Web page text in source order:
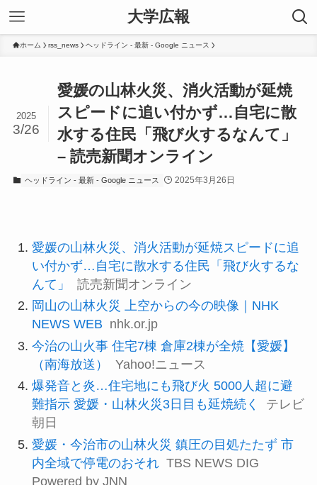
大学広報
ホーム rss_news ヘッドライン - 最新 - Google ニュース
愛媛の山林火災、消火活動が延焼
スピードに追い付かず…自宅に散
水する住民「飛び火するなんて」
– 読売新聞オンライン
2025
3/26
ヘッドライン - 最新 - Google ニュース 2025年3月26日
愛媛の山林火災、消火活動が延焼スピードに追
い付かず…自宅に散水する住民「飛び火するな
んて」
読売新聞オンライン
岡山の山林火災 上空からの今の映像｜NHK
NEWS WEB nhk.or.jp
今治の山火事 住宅7棟 倉庫2棟が全焼【愛媛】
（南海放送）
Yahoo!ニュース
爆発音と炎…住宅地にも飛び火 5000人超に避
難指示 愛媛・山林火災3日目も延焼続く
テレビ
朝日
愛媛・今治市の山林火災 鎮圧の目処たたず 市
内全域で停電のおそれ TBS NEWS DIG
Powered by JNN